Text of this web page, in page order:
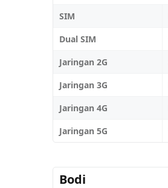
SIM
Dual SIM
Jaringan 2G
Jaringan 3G
Jaringan 4G
Jaringan 5G
Bodi